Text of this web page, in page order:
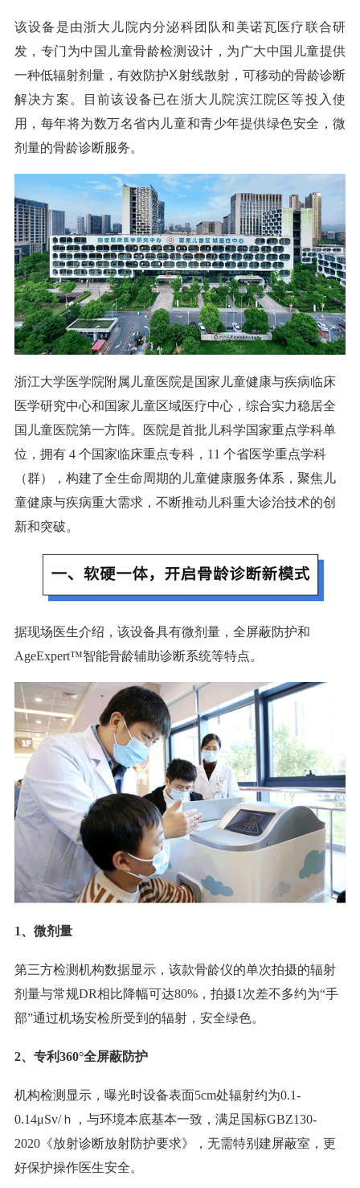
该设备是由浙大儿院内分泌科团队和美诺瓦医疗联合研
发，专门为中国儿童骨龄检测设计，为广大中国儿童提供
一种低辐射剂量，有效防护X射线散射，可移动的骨龄诊断
解决方案。目前该设备已在浙大儿院滨江院区等投入使
用，每年将为数万名省内儿童和青少年提供绿色安全，微
剂量的骨龄诊断服务。
浙江大学医学院附属儿童医院是国家儿童健康与疾病临床
医学研究中心和国家儿童区域医疗中心，综合实力稳居全
国儿童医院第一方阵。医院是首批儿科学国家重点学科单
位，拥有 4 个国家临床重点专科，11 个省医学重点学科
（群），构建了全生命周期的儿童健康服务体系，聚焦儿
童健康与疾病重大需求，不断推动儿科重大诊治技术的创
新和突破。
据现场医生介绍，该设备具有微剂量，全屏蔽防护和
AgeExpert™智能骨龄辅助诊断系统等特点。
1、微剂量
第三方检测机构数据显示，该款骨龄仪的单次拍摄的辐射
剂量与常规DR相比降幅可达80%，拍摄1次差不多约为“手
部”通过机场安检所受到的辐射，安全绿色。
2、专利360°全屏蔽防护
机构检测显示，曝光时设备表面5cm处辐射约为0.1-
0.14μSv/ｈ，与环境本底基本一致，满足国标GBZ130-
2020《放射诊断放射防护要求》，无需特别建屏蔽室，更
好保护操作医生安全。